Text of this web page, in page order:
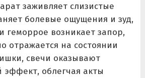
заживляет слизистые
болевые ощущения и зуд,
геморрое возникает запор,
отражается на состоянии
свечи оказывают
облегчая акты